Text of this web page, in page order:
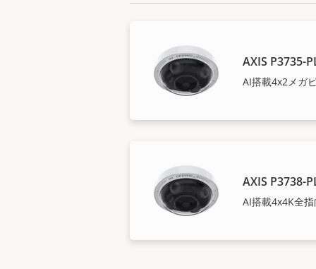
AXIS P3735-
AI搭載4x2メガ
AXIS P3738-
AI搭載4x4K全